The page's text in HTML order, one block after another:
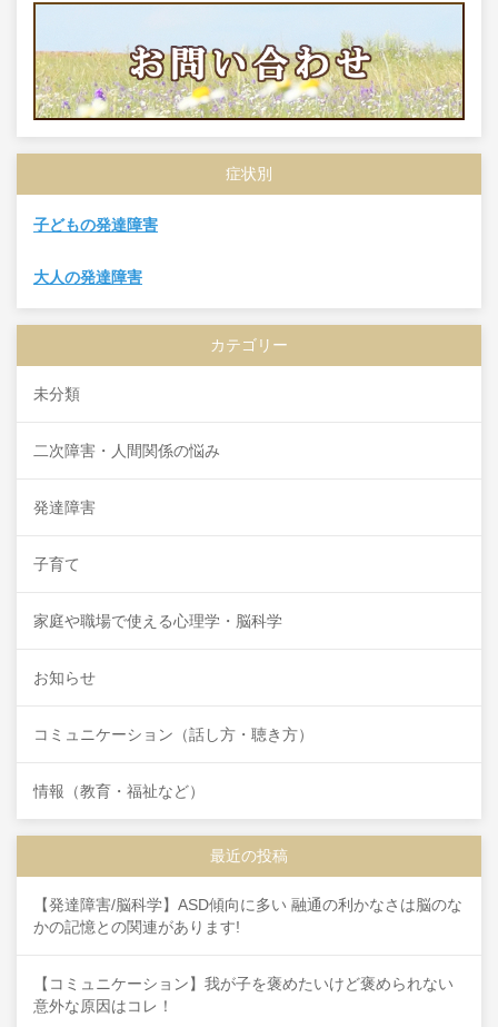
症状別
子どもの発達障害
大人の発達障害
カテゴリー
未分類
二次障害・人間関係の悩み
発達障害
子育て
家庭や職場で使える心理学・脳科学
お知らせ
コミュニケーション（話し方・聴き方）
情報（教育・福祉など）
最近の投稿
【発達障害/脳科学】ASD傾向に多い 融通の利かなさは脳のな
かの記憶との関連があります!
【コミュニケーション】我が子を褒めたいけど褒められない
意外な原因はコレ！